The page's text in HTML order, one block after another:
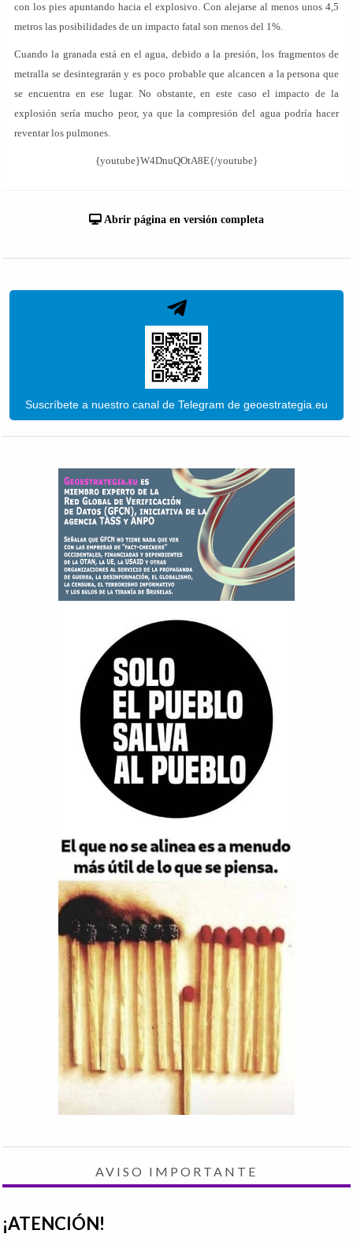
con los pies apuntando hacia el explosivo. Con alejarse al menos unos 4,5
metros las posibilidades de un impacto fatal son menos del 1%.
Cuando la granada está en el agua, debido a la presión, los fragmentos de
metralla se desintegrarán y es poco probable que alcancen a la persona que
se encuentra en ese lugar. No obstante, en este caso el impacto de la
explosión sería mucho peor, ya que la compresión del agua podría hacer
reventar los pulmones.
{youtube}W4DnuQOtA8E{/youtube}
Abrir página en versión completa
Suscríbete a nuestro canal de Telegram de geoestrategia.eu
AVISO IMPORTANTE
¡ATENCIÓN!